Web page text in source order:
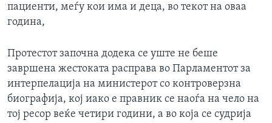
пациенти, меѓу кои има и деца, во текот на оваа
година,
Протестот започна додека се уште не беше
завршена жестоката расправа во Парламентот за
интерпелација на министерот со контроверзна
биографија, кој иако е правник се наоѓа на чело на
тој ресор веќе четири години, а во која се судрија